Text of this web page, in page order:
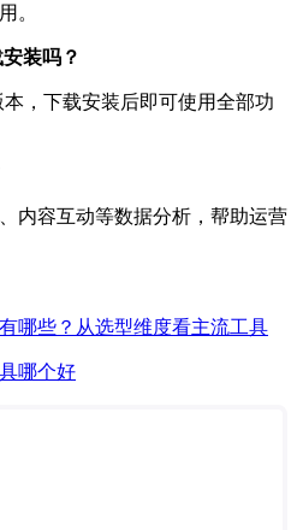
。
装吗？
本，下载安装后即可使用全部功
内容互动等数据分析，帮助运营
哪些？从选型维度看主流工具
哪个好